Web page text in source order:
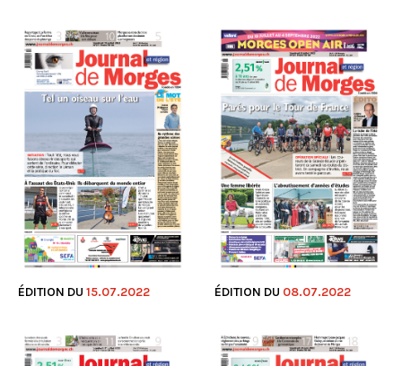
ÉDITION DU 15.07.2022 ÉDITION DU 08.07.2022